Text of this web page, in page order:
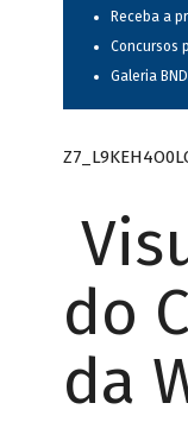
Receba a
Concursos
Galeria
do
da